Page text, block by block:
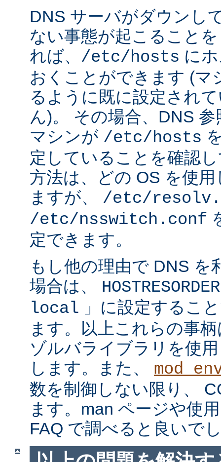
DNS サーバがダウンし
ない事態が起こること
れば、 /etc/hosts に
おくことができます (マ
るように既に設定され
ん)。 その場合、DNS
マシンが /etc/hosts
定していることを確認
方法は、どの OS を使
ますが、 /etc/
/etc/nsswitch.conf
定できます。
もし他の理由で DNS を
場合は、 HOSTRESORDER
local 」に設定するこ
ます。以上これらの事
ゾルバライブラリを使
します。また、
数を制御しない限り、
ます。man ページや使
FAQ で調べると良いで